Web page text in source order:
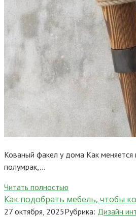
Кованый факел у дома Как меняется
полумрак,…
Читать полностью
Как подобрать мебель, чтобы
27 октября, 2025Рубрика: Дизайн